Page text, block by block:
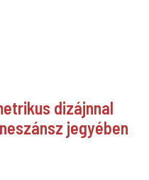
dizájnnal
jegyében